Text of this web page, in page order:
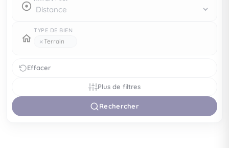
TYPE DE BIEN
× Terrain
Effacer
Plus de filtres
Rechercher